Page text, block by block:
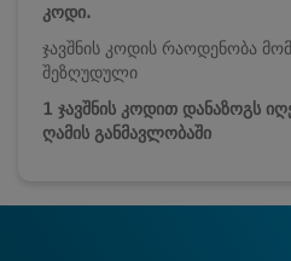
კოდი.
ჯავშნის კოდის რაოდენობა
შეზღუდული
1 ჯავშნის კოდით დანაზოგს
ღამის განმავლობაში